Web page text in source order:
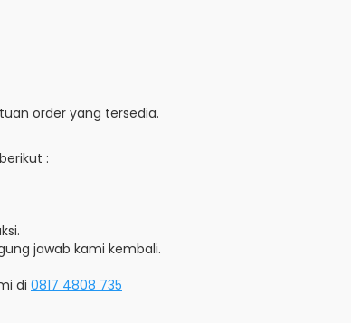
order yang tersedia.
:
jawab kami kembali.
di 0817 4808 735